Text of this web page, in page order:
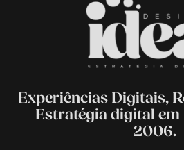
Experiências Digitais,
Estratégia digital em
2006.